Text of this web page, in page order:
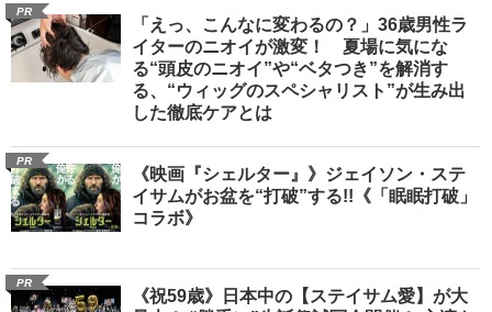
PR
「えっ、こんなに変わるの？」36歳男性ラ
イターのニオイが激変！ 夏場に気にな
る“頭皮のニオイ”や“ベタつき”を解消す
る、“ウィッグのスペシャリスト”が生み出
した徹底ケアとは
PR
《映画『シェルター』》ジェイソン・ステ
イサムがお盆を“打破”する!!《「眠眠打破」
コラボ》
PR
《祝59歳》日本中の【ステイサム愛】が大